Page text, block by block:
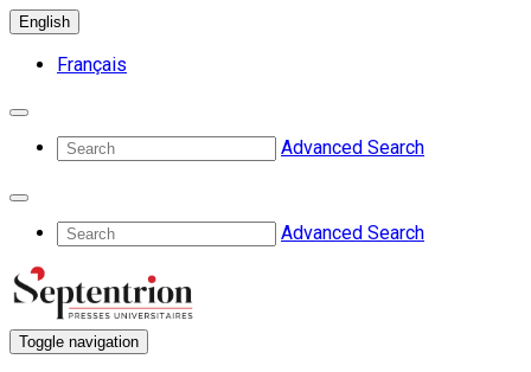
English
Français
Advanced Search
Advanced Search
Toggle navigation